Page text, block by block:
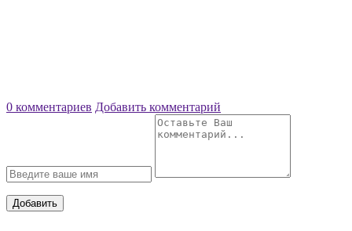
0 комментариев Добавить комментарий
Добавить